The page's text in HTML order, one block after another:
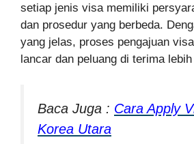
setiap jenis visa memiliki
dan prosedur yang berbeda.
yang jelas, proses pengajuan
lancar dan peluang di terima
Baca Juga : Cara Apply
Korea Utara